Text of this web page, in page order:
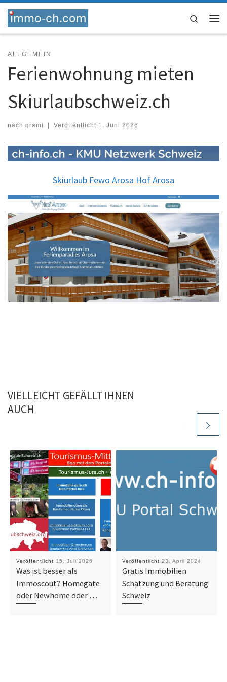
Skip to content
Search
ALLGEMEIN
Ferienwohnung mieten
Skiurlaubschweiz.ch
nach grami Veröffentlicht 1. Juni 2026
Skiurlaub Fewo Arosa Hof Arosa
VIELLEICHT GEFÄLLT IHNEN
AUCH
Veröffentlicht 15. Juli 2026
Was ist besser als
Immoscout? Homegate
oder Newhome oder …
Veröffentlicht 23. April 2024
Gratis Immobilien
Schätzung und Beratung
Schweiz